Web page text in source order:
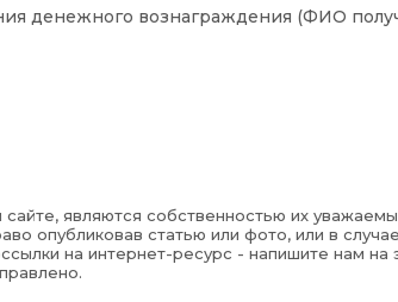
денежного вознаграждения (ФИО
являются собственностью их
опубликовав статью или фото, или в
на интернет-ресурс - напишите нам на